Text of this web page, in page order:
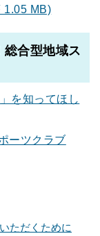
1.05 MB)
合型地域ス
を知ってほし
ーツクラブ
ただくために